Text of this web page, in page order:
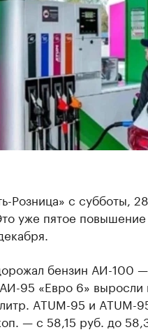
Розница» с субботы,
уже пятое повышение
бензин АИ-100
95 «Евро 6» выросли
ATUM-95 и ATUM-
— с 58,15 руб. до